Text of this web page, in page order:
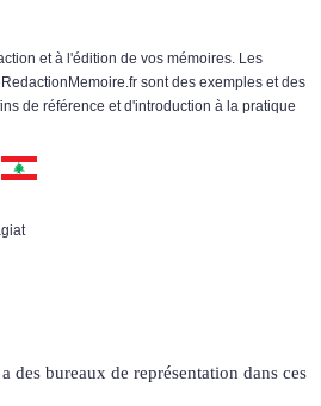
et à l'édition de vos mémoires. Les
sont des exemples et des
de référence et d'introduction à la pratique
des bureaux de représentation dans ces